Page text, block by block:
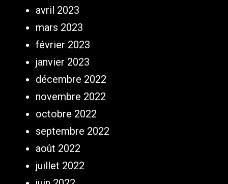
avril 2023
mars 2023
février 2023
janvier 2023
décembre 2022
novembre 2022
octobre 2022
septembre 2022
août 2022
juillet 2022